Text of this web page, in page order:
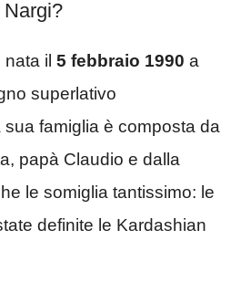
il 5 febbraio 1990 a
superlativo
sua famiglia è composta da
papà Claudio e dalla
le somiglia tantissimo: le
definite le Kardashian